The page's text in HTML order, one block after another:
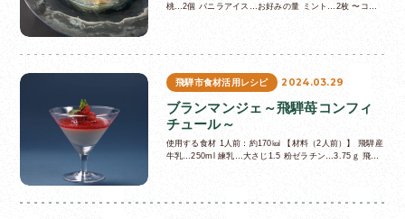
桃…2個 バニラアイス…お好みの量 ミント…2枚 〜コン
飛騨市食材活用レシピ 2024.03.29
ブランマンジェ～飛騨苺コンフィ
チュール～
使用する食材 1人前：約170㎉ 【材料（2人前）】 飛騨産
牛乳…250ml 練乳…大さじ1.5 粉ゼラチン…3.75ｇ 飛騨